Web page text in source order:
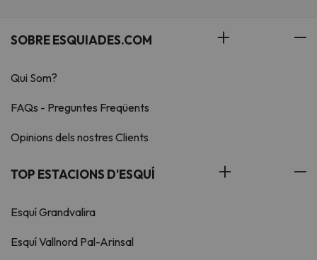
SOBRE ESQUIADES.COM
Qui Som?
FAQs - Preguntes Freqüents
Opinions dels nostres Clients
TOP ESTACIONS D'ESQUÍ
Esquí Grandvalira
Esquí Vallnord Pal-Arinsal